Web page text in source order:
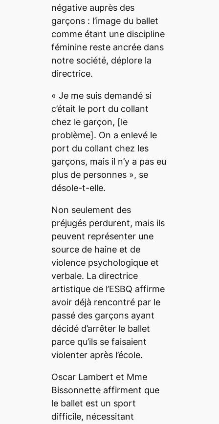
négative auprès des
garçons : l’image du ballet
comme étant une discipline
féminine reste ancrée dans
notre société, déplore la
directrice.
« Je me suis demandé si
c’était le port du collant
chez le garçon, [le
problème]. On a enlevé le
port du collant chez les
garçons, mais il n’y a pas eu
plus de personnes », se
désole-t-elle.
Non seulement des
préjugés perdurent, mais ils
peuvent représenter une
source de haine et de
violence psychologique et
verbale. La directrice
artistique de l’ESBQ affirme
avoir déjà rencontré par le
passé des garçons ayant
décidé d’arrêter le ballet
parce qu’ils se faisaient
violenter après l’école.
Oscar Lambert et Mme
Bissonnette affirment que
le ballet est un sport
difficile, nécessitant